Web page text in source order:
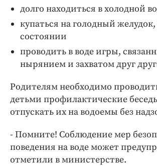
долго находиться в холодной
купаться на голодный
состоянии
проводить в воде игры,
нырянием и захватом друг
Родителям необходимо
детьми профилактические
отпускать их на водоемы без
- Помните! Соблюдение мер
поведения на воде может
отметили в министерстве.